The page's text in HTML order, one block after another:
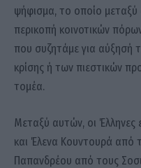
ψήφισμα, το οποίο μεταξύ
περικοπή κοινοτικών
που συζητάμε για αύξησή
κρίσης ή των πιεστικών
τομέα.
Μεταξύ αυτών, οι Έλληνες
και Έλενα Κουντουρά από
Παπανδρέου από τους